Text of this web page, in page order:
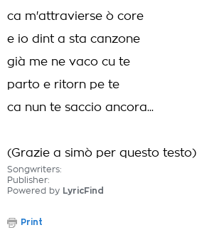
ca m'attravierse ò core
e io dint a sta canzone
già me ne vaco cu te
parto e ritorn pe te
ca nun te saccio ancora...
(Grazie a simò per questo testo)
Songwriters:
Publisher:
Powered by LyricFind
Print